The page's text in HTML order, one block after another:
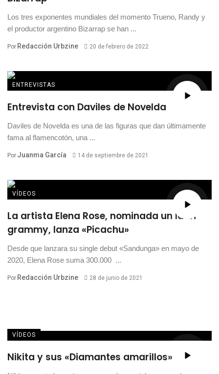
Los tres exponentes mundiales del momento Trueno, Randy y
el productor argentino Bizarrap se han ...
Por Redacción Urbzine 20 de febrero de 2022
ENTREVISTAS
Entrevista con Daviles de Novelda
Daviles de Novelda es una de las figuras que dan últimamente
fama al flamencotón, una ...
Por Juanma García 14 de septiembre de 2021
VÍDEOS
La artista Elena Rose, nominada un latin
grammy, lanza «Picachu»
Desde que lanzara su single debut «Sandunga» en mayo de
2020, Elena Rose suma 300.000 ...
Por Redacción Urbzine 28 de junio de 2021
VÍDEOS
Nikita y sus «Diamantes amarillos»